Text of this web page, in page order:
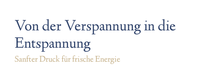
Von der Verspannung in die
Entspannung
Sanfter Druck für frische Energie